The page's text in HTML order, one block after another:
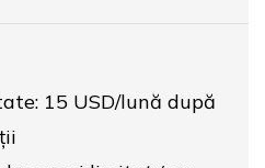
15 USD/lună după